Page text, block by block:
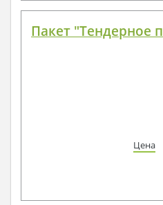
Пакет "Тендерное
Цена